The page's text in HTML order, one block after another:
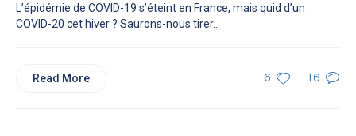
L’épidémie de COVID-19 s’éteint en France, mais quid d’un
COVID-20 cet hiver ? Saurons-nous tirer...
6 16
Read More